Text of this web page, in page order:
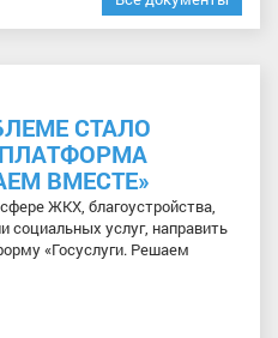
СТАЛО
ВМЕСТЕ»
ЖКХ, благоустройства,
социальных услуг, направить
«Госуслуги. Решаем